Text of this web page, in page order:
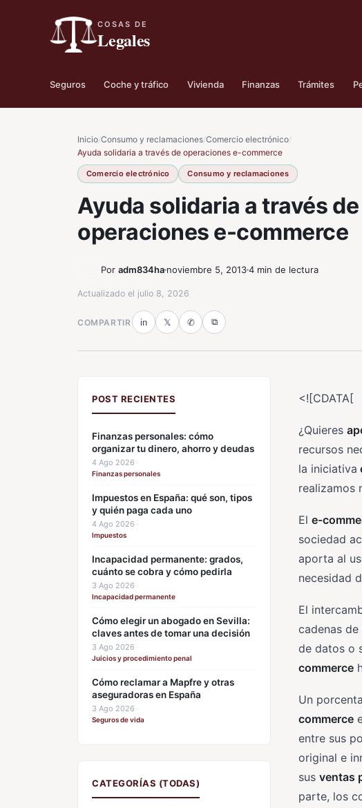
COSAS DE
Legales
Seguros Coche y tráfico Vivienda Finanzas Trámites
Inicio/Consumo y reclamaciones/Comercio electrónico/
Ayuda solidaria a través de operaciones e-commerce
Comercio electrónico Consumo y reclamaciones
Ayuda solidaria a través de
operaciones e-commerce
Por adm834ha noviembre 5, 20134 min de lectura
Actualizado el julio 8, 2026
COMPARTIR in 𝕏 ✆ ⧉
POST RECIENTES
Finanzas personales: cómo
organizar tu dinero, ahorro y deudas
4 Ago 2026 ·
Finanzas personales
Impuestos en España: qué son, tipos
y quién paga cada uno
4 Ago 2026 ·
Impuestos
Incapacidad permanente: grados,
cuánto se cobra y cómo pedirla
3 Ago 2026 ·
Incapacidad permanente
Cómo elegir un abogado en Sevilla:
claves antes de tomar una decisión
3 Ago 2026 ·
Juicios y procedimiento penal
Cómo reclamar a Mapfre y otras
aseguradoras en España
3 Ago 2026 ·
Seguros de vida
CATEGORÍAS (TODAS)
<![CDATA[
¿Quieres
recursos
la iniciativa
realizamos
El e-
sociedad
aporta al
necesidad
El
cadenas
de datos o
commerce
Un
commerce
entre sus
original e
sus ventas
parte, los